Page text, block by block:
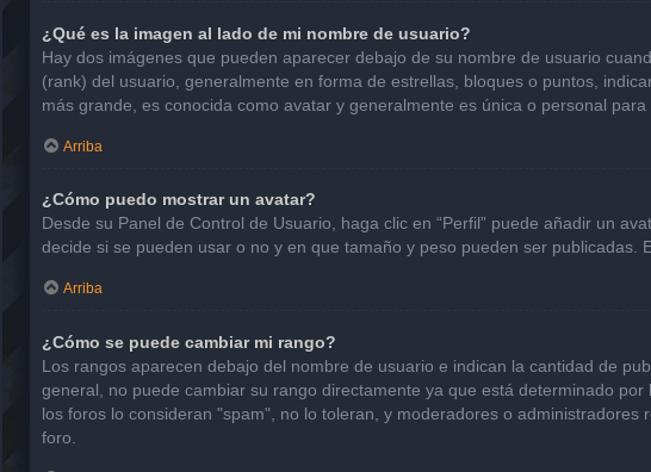
¿Qué es la imagen al lado de mi nombre de usuario?
Hay dos imágenes que pueden aparecer debajo de su nombre de usuario
(rank) del usuario, generalmente en forma de estrellas, bloques o puntos,
más grande, es conocida como avatar y generalmente es única o personal para
Arriba
¿Cómo puedo mostrar un avatar?
Desde su Panel de Control de Usuario, haga clic en “Perfil” puede añadir un
decide si se pueden usar o no y en que tamaño y peso pueden ser
Arriba
¿Cómo se puede cambiar mi rango?
Los rangos aparecen debajo del nombre de usuario e indican la cantidad de
general, no puede cambiar su rango directamente ya que está determinado
los foros lo consideran "spam", no lo toleran, y moderadores o
foro.